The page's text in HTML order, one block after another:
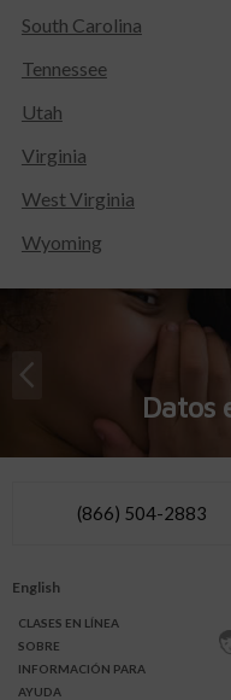
South Carolina
Tennessee
Utah
Virginia
West Virginia
Wyoming
Datos
(866) 504-2883
English
CLASES EN LÍNEA
SOBRE
INFORMACIÓN PARA
AYUDA